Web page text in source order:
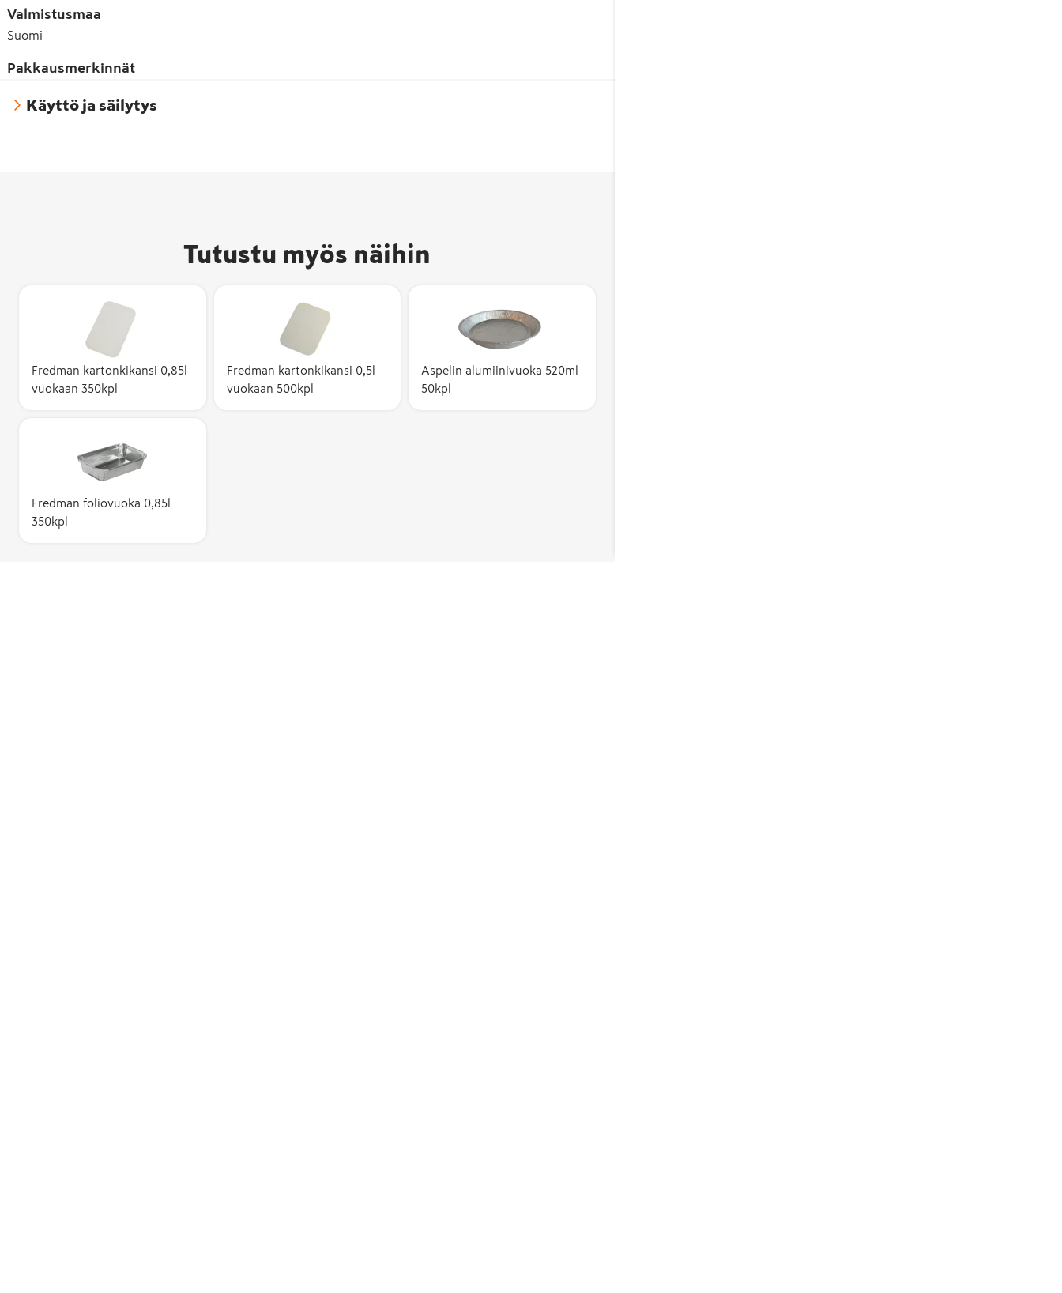
Valmistusmaa
Suomi
Pakkausmerkinnät
Käyttö ja säilytys
Tutustu myös näihin
Fredman kartonkikansi 0,85l
vuokaan 350kpl
Fredman kartonkikansi 0,5l
vuokaan 500kpl
Aspelin alumiinivuoka 520ml
50kpl
Fredman foliovuoka 0,85l
350kpl